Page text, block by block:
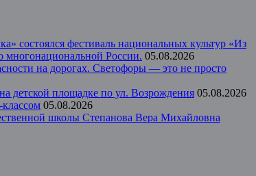
состоялся фестиваль национальных культур «Из
многонациональной России. 05.08.2026
на дорогах. Светофоры — это не просто
детской площадке по ул. Возрождения 05.08.2026
05.08.2026
школы Степанова Вера Михайловна